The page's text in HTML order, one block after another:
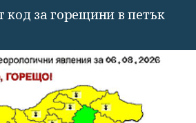
код за горещини в петък